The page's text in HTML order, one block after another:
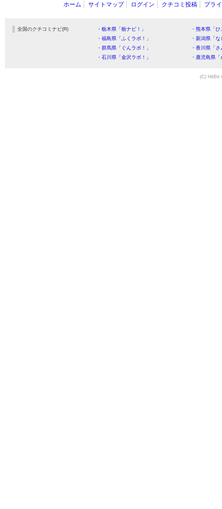
ホーム サイトマップ ログイン クチコミ投稿 プラ
全国のクチコミナビ(R) ・栃木県「栃ナビ！」
・熊本県「
・福島県「ふくラボ！」
・新潟県「
・群馬県「ぐんラボ！」
・香川県「
・石川県「金沢ラボ！」
・鹿児島県
(C) HitBit